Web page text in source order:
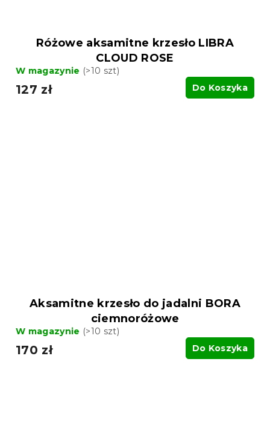
Różowe aksamitne krzesło LIBRA
CLOUD ROSE
W magazynie (>10 szt)
127 zł Do Koszyka
Aksamitne krzesło do jadalni BORA
ciemnoróżowe
W magazynie (>10 szt)
170 zł Do Koszyka